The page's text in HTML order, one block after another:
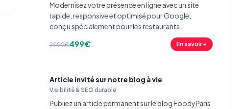
Modernisez votre présence en ligne avec un site
rapide, responsive et optimisé pour Google,
conçu spécialement pour les restaurants.
2999€499€ En savoir +
Article invité sur notre blog à vie
Visibilité & SEO durable
Publiez un article permanent sur le blog FoodyParis